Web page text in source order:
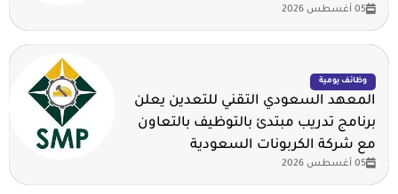
05 أغسطس 2026
وظائف يومية
المعهد السعودي التقني للتعدين يعلن
برنامج تدريب مبتدئ بالتوظيف بالتعاون
مع شركة الكربونات السعودية
05 أغسطس 2026